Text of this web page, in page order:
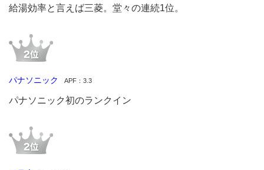
給湯効率と言えば三菱。堂々の連続1位。
パナソニック APF：3.3
パナソニック初のランクイン